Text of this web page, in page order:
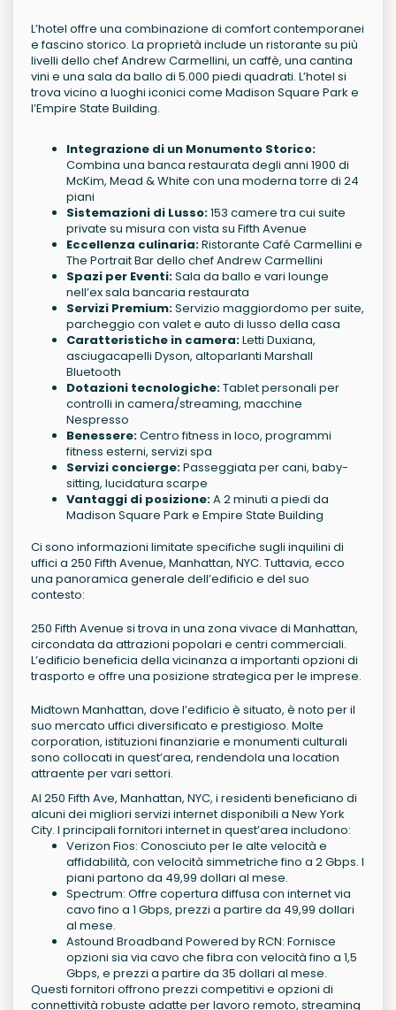
L’hotel offre una combinazione di comfort contemporanei
e fascino storico. La proprietà include un ristorante su più
livelli dello chef Andrew Carmellini, un caffè, una cantina
vini e una sala da ballo di 5.000 piedi quadrati. L’hotel si
trova vicino a luoghi iconici come Madison Square Park e
l’Empire State Building.
Integrazione di un Monumento Storico:
Combina una banca restaurata degli anni 1900 di
McKim, Mead & White con una moderna torre di 24
piani
Sistemazioni di Lusso:153 camere tra cui suite
private su misura con vista su Fifth Avenue
Eccellenza culinaria:Ristorante Café Carmellini e
The Portrait Bar dello chef Andrew Carmellini
Spazi per Eventi:Sala da ballo e vari lounge
nell’ex sala bancaria restaurata
Servizi Premium:Servizio maggiordomo per suite,
parcheggio con valet e auto di lusso della casa
Caratteristiche in camera:Letti Duxiana,
asciugacapelli Dyson, altoparlanti Marshall
Bluetooth
Dotazioni tecnologiche:Tablet personali per
controlli in camera/streaming, macchine
Nespresso
Benessere:Centro fitness in loco, programmi
fitness esterni, servizi spa
Servizi concierge:Passeggiata per cani, baby-
sitting, lucidatura scarpe
Vantaggi di posizione:A 2 minuti a piedi da
Madison Square Park e Empire State Building
Ci sono informazioni limitate specifiche sugli inquilini di
uffici a 250 Fifth Avenue, Manhattan, NYC. Tuttavia, ecco
una panoramica generale dell’edificio e del suo
contesto:
250 Fifth Avenue si trova in una zona vivace di Manhattan,
circondata da attrazioni popolari e centri commerciali.
L’edificio beneficia della vicinanza a importanti opzioni di
trasporto e offre una posizione strategica per le imprese.
Midtown Manhattan, dove l’edificio è situato, è noto per il
suo mercato uffici diversificato e prestigioso. Molte
corporation, istituzioni finanziarie e monumenti culturali
sono collocati in quest’area, rendendola una location
attraente per vari settori.
Al 250 Fifth Ave, Manhattan, NYC, i residenti beneficiano di
alcuni dei migliori servizi internet disponibili a New York
City. I principali fornitori internet in quest’area includono:
Verizon Fios: Conosciuto per le alte velocità e
affidabilità, con velocità simmetriche fino a 2 Gbps. I
piani partono da 49,99 dollari al mese.
Spectrum: Offre copertura diffusa con internet via
cavo fino a 1 Gbps, prezzi a partire da 49,99 dollari
al mese.
Astound Broadband Powered by RCN: Fornisce
opzioni sia via cavo che fibra con velocità fino a 1,5
Gbps, e prezzi a partire da 35 dollari al mese.
Questi fornitori offrono prezzi competitivi e opzioni di
connettività robuste adatte per lavoro remoto, streaming